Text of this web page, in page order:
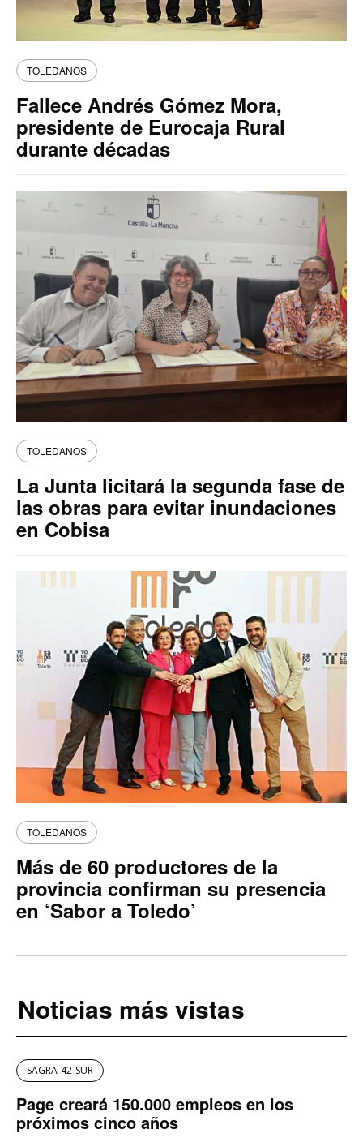
TOLEDANOS
Fallece Andrés Gómez Mora,
presidente de Eurocaja Rural
durante décadas
TOLEDANOS
La Junta licitará la segunda fase de
las obras para evitar inundaciones
en Cobisa
TOLEDANOS
Más de 60 productores de la
provincia confirman su presencia
en ‘Sabor a Toledo’
Noticias más vistas
SAGRA-42-SUR
Page creará 150.000 empleos en los
próximos cinco años